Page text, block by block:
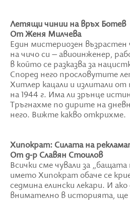
Летящи чинии на връх Ботев
От Женя Милчева
Един мистериозен възрастен
на чичо си – авиоинженер,
в който се разказва за
Според него прословутите
Хитлер кацали и излитали
на 1944 г. Има ли зрънце
Тръгнахме по дирите на
него. Вижте какво открихме.
Хипократ: Силата на
От д-р Славян Стоилов
Всички сме чували за
името Хипократ обаче се
седмина елински лекари. И ако
внимателно в историята, ще